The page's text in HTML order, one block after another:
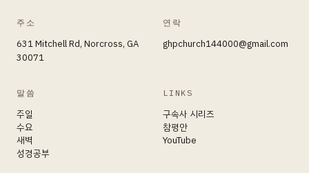
주소
631 Mitchell Rd, Norcross, GA
30071
연락
ghpchurch144000@gmail.com
말씀
주일
수요
새벽
성경공부
LINKS
구속사 시리즈
참평안
YouTube